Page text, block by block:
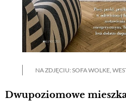
NA ZDJĘCIU: SOFA WOLKE,
Dwupoziomowe